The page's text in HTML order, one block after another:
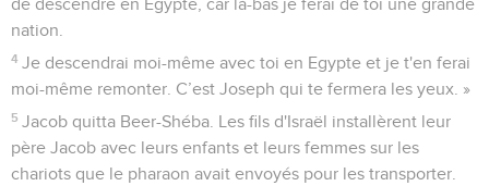
de descendre en Egypte, car là-bas je ferai de toi une grande
nation.
4 Je descendrai moi-même avec toi en Egypte et je t'en ferai
moi-même remonter. C’est Joseph qui te fermera les yeux. »
5 Jacob quitta Beer-Shéba. Les fils d'Israël installèrent leur
père Jacob avec leurs enfants et leurs femmes sur les
chariots que le pharaon avait envoyés pour les transporter.